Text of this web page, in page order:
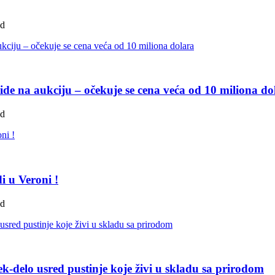
na aukciju – očekuje se cena veća od 10 miliona
u Veroni !
delo usred pustinje koje živi u skladu sa prirodom